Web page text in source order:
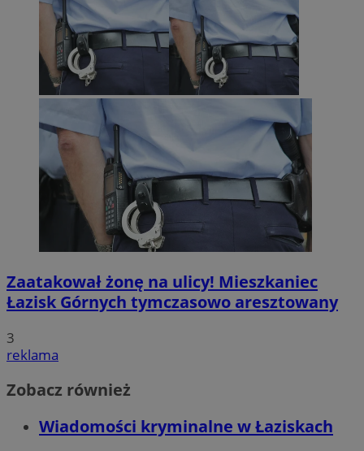
Zaatakował żonę na ulicy! Mieszkaniec
Łazisk Górnych tymczasowo aresztowany
3
reklama
Zobacz również
Wiadomości kryminalne w Łaziskach